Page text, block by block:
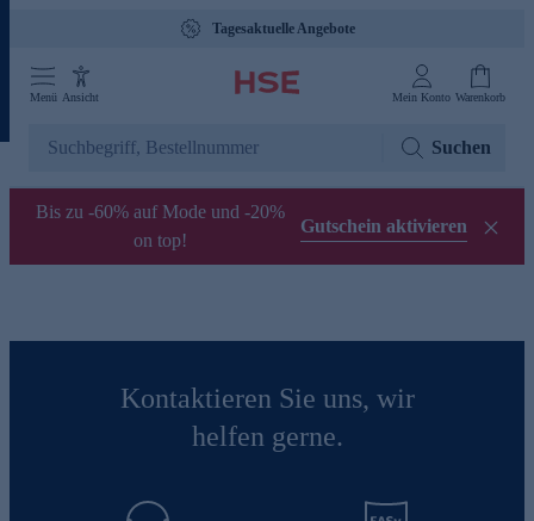
Tagesaktuelle Angebote
Menü Ansicht Mein Konto Warenkorb
Suchen
Bis zu -60% auf Mode und -20%
on top!
Gutschein aktivieren
Kontaktieren Sie uns, wir
helfen gerne.